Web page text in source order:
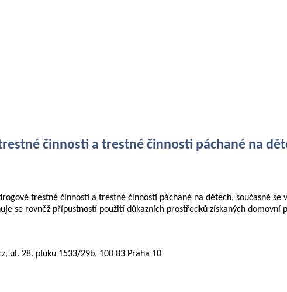
činnosti a trestné činnosti páchané na
trestné činnosti a trestné činnosti páchané na dětech, současně
se rovněž přípustností použití důkazních prostředků získaných
ul. 28. pluku 1533/29b, 100 83 Praha 10